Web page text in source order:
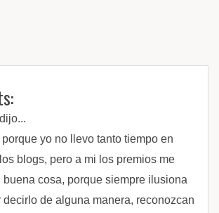
dijo...
porque yo no llevo tanto tiempo en
blogs, pero a mi los premios me
buena cosa, porque siempre ilusiona
decirlo de alguna manera, reconozcan